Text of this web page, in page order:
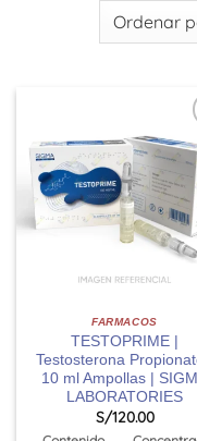
FARMACOS
TESTOPRIME |
Testosterona
10 ml Ampollas |
LABORATORIES
S/120.00